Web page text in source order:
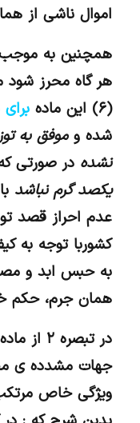
اموال ناشی از
همچنین به
هر گاه محرز
(۶) این ماده
برای
شده وموفق به
نشده در صورتی
یکصد گرم نباشد
عدم احراز قصد
کشوربا توجه به
به حبس ابد و
همان جرم، حکم
در
جهات مشدده ی
ویژگی خاص